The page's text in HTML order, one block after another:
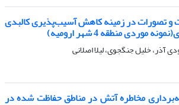
و تصورات در زمینه کاهش آسیب‌پذیری کالبدی
منطقه 4 شهر ارومیه)
آذر، خلیل جنگجوی، لیلا اصلانی
مخاطره آتش در مناطق حفاظت شده در